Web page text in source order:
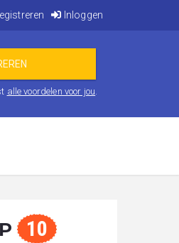
Inloggen
alle voordelen voor jou.
10